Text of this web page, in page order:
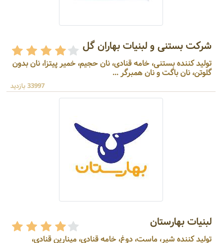
شرکت بستنی و لبنیات بهاران گل
تولید کننده بستنی، خامه قنادی، نان حجیم، خمیر پیتزا، نان بدون
گلوتن، نان باگت و نان همبرگر ...
33997 بازدید
لبنیات بهارستان
تولید کننده شیر، ماست، دوغ، خامه قنادی، مینارین قنادی،